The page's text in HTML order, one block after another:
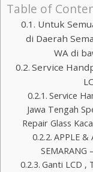
Table of
Untuk
di Daerah
WA di
Service
Service
Jawa Tengah
Repair Glass
APPLE &
SEMARANG
Ganti LCD ,